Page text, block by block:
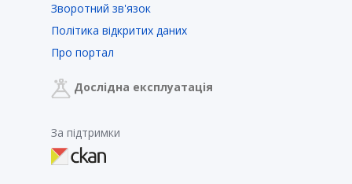
Зворотний зв'язок
Політика відкритих даних
Про портал
Дослідна експлуатація
За підтримки